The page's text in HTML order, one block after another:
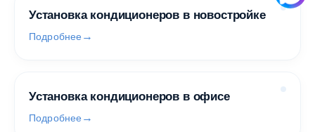
Установка кондиционеров в новостройке
Подробнее
Установка кондиционеров в офисе
Подробнее